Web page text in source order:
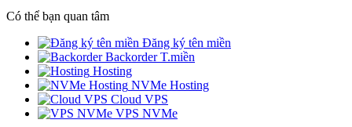
Có thể bạn quan tâm
Đăng ký tên miền
Backorder T.miền
Hosting
NVMe Hosting
Cloud VPS
VPS NVMe